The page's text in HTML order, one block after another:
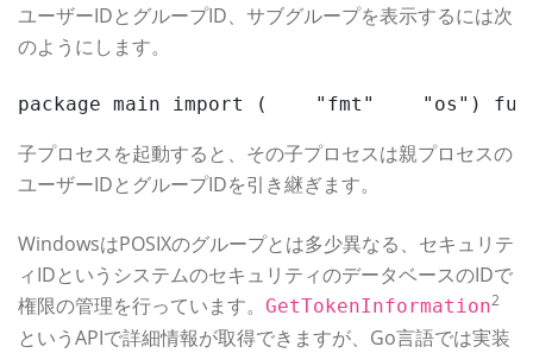
ユーザーIDとグループID、サブグループを表示するには次
のようにします。
package main import (    "fmt"    "os")
子プロセスを起動すると、その子プロセスは親プロセスの
ユーザーIDとグループIDを引き継ぎます。
WindowsはPOSIXのグループとは多少異なる、セキュリテ
ィIDというシステムのセキュリティのデータベースのIDで
権限の管理を行っています。 GetTokenInformation2
というAPIで詳細情報が取得できますが、Go言語では実装